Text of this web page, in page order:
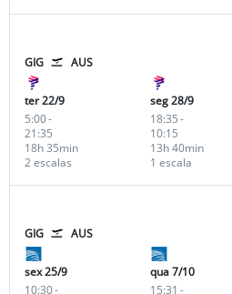
GIG AUS
ter 22/9
5:00-
21:35
2 escalas
18h 35min
seg 28/9
18:35-
10:15
1 escala
13h 40min
GIG AUS
sex 25/9
10:30-
qua 7/10
15:31 -